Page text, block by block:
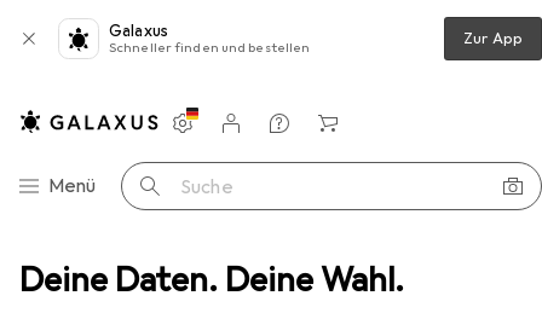
Deine Daten. Deine Wahl.
Galaxus
Schneller finden und bestellen Zur App
Navigation nach Kategorien
Menü Suche
Einstellungen
Kundenkonto
Vergleichslisten
Merklisten
Warenkorb
Wandern Wanderschuhe Brütting Sportschuhe